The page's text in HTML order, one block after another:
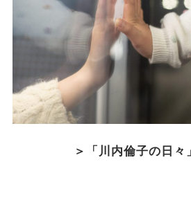
＞「川内倫子の日々